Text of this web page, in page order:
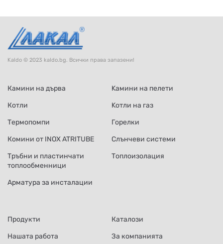
Kaldo © 2023 kaldo.bg. Всички права запазени!
Камини на дърва
Kамини на пелети
Котли
Kотли на газ
Термопомпи
Горелки
Комини от INOX ATRITUBE
Слънчеви системи
Тръбни и пластинчати
топлообменници
Топлоизолация
Арматура за инсталации
Продукти
Каталози
Нашата работа
За компанията